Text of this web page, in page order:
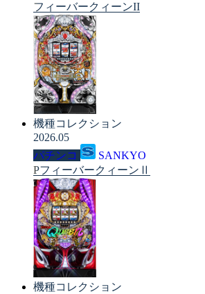
フィーバークィーンII
機種コレクション
2026.05
パチンコ
SANKYO
PフィーバークィーンⅡ
機種コレクション